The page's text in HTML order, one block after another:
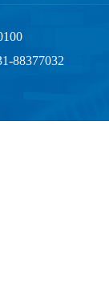
88377032